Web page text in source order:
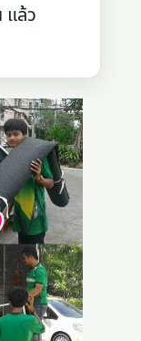
แล้ว